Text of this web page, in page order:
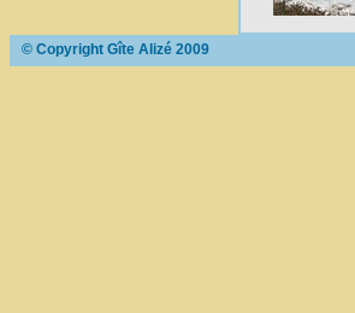
© Copyright Gîte Alizé 2009